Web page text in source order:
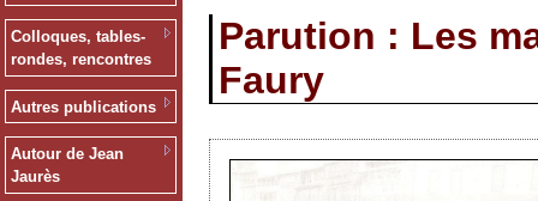
Colloques, tables-
rondes, rencontres
Autres publications
Autour de Jean
Jaurès
Parution : Les
Faury